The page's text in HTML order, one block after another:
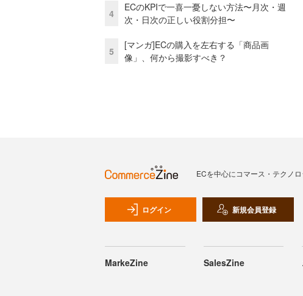
4
ECのKPIで一喜一憂しない方法〜月次・週
次・日次の正しい役割分担〜
5
[マンガ]ECの購入を左右する「商品画
像」、何から撮影すべき？
ECを中心にコマース・テクノ
ログイン 新規会員登録
MarkeZine SalesZine